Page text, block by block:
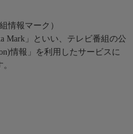
情報マーク）
Mark」といい、テレビ番組の公
情報」を利用したサービスに